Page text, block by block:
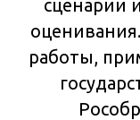
сценарии
работы,